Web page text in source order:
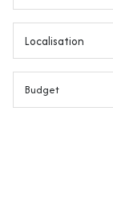
Localisation
Budget